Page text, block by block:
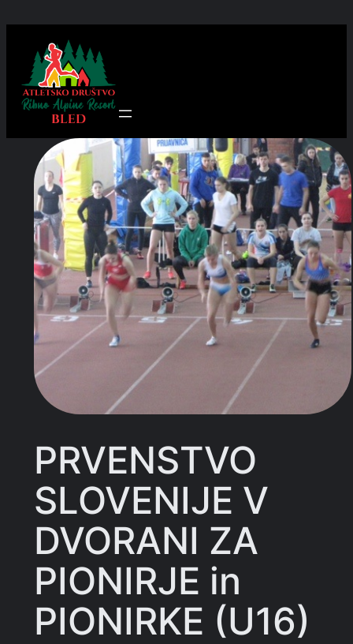
vsebino
PRVENSTVO
SLOVENIJE V
DVORANI ZA
PIONIRJE in
PIONIRKE (U16)